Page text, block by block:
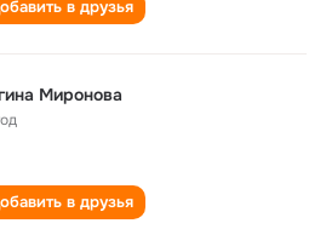
в друзья
Миронова
в друзья